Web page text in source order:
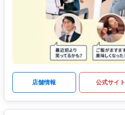
店舗情報 公式サイト